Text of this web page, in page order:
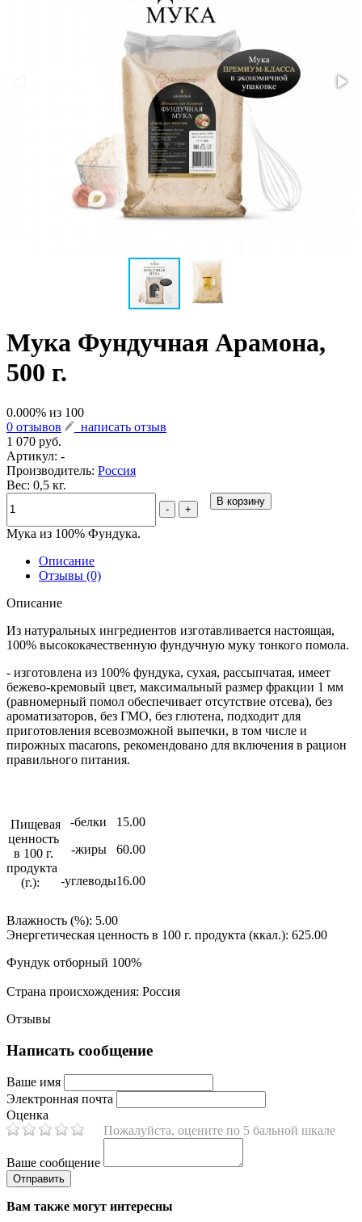
Мука Фундучная Арамона,
500 г.
0.000% из 100
0 отзывов
написать отзыв
1 070 руб.
Артикул: -
Производитель: Россия
Вес: 0,5 кг.
- +
В корзину
Мука из 100% Фундука.
Описание
Отзывы (0)
Описание
Из натуральных ингредиентов изготавливается настоящая,
100% высококачественную фундучную муку тонкого помола.
- изготовлена из 100% фундука, сухая, рассыпчатая, имеет
бежево-кремовый цвет, максимальный размер фракции 1 мм
(равномерный помол обеспечивает отсутствие отсева), без
ароматизаторов, без ГМО, без глютена, подходит для
приготовления всевозможной выпечки, в том числе и
пирожных macarons, рекомендовано для включения в рацион
правильного питания.
Пищевая
ценность
в 100 г.
продукта
(г.):
-белки
15.00
-жиры
60.00
-углеводы16.00
Влажность (%): 5.00
Энергетическая ценность в 100 г. продукта (ккал.): 625.00
Фундук отборный 100%
Страна происхождения: Россия
Отзывы
Написать сообщение
Ваше имя
Электронная почта
Оценка
Пожалуйста, оцените по 5 бальной шкале
Ваше сообщение
Вам также могут интересны